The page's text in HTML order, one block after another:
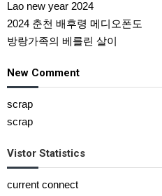
Lao new year 2024
2024 춘천 배후령 메디오폰도
방랑가족의 베를린 살이
New Comment
scrap
scrap
Vistor Statistics
current connect